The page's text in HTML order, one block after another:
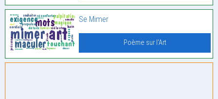
Se Mimer
Poème sur l'Art